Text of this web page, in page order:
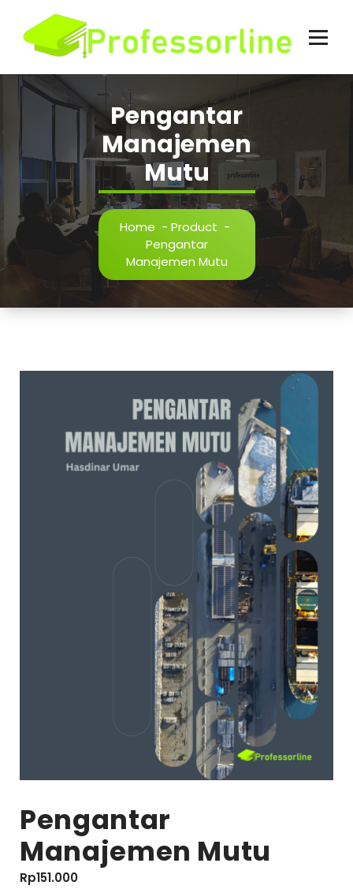
content
Pengantar
Manajemen
Mutu
Home - Product -
Pengantar
Manajemen Mutu
Pengantar
Manajemen Mutu
Rp151.000